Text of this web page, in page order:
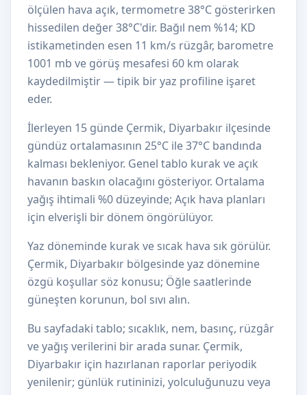
ölçülen hava açık, termometre 38°C gösterirken
hissedilen değer 38°C'dir. Bağıl nem %14; KD
istikametinden esen 11 km/s rüzgâr, barometre
1001 mb ve görüş mesafesi 60 km olarak
kaydedilmiştir — tipik bir yaz profiline işaret
eder.
İlerleyen 15 günde Çermik, Diyarbakır ilçesinde
gündüz ortalamasının 25°C ile 37°C bandında
kalması bekleniyor. Genel tablo kurak ve açık
havanın baskın olacağını gösteriyor. Ortalama
yağış ihtimali %0 düzeyinde; Açık hava planları
için elverişli bir dönem öngörülüyor.
Yaz döneminde kurak ve sıcak hava sık görülür.
Çermik, Diyarbakır bölgesinde yaz dönemine
özgü koşullar söz konusu; Öğle saatlerinde
güneşten korunun, bol sıvı alın.
Bu sayfadaki tablo; sıcaklık, nem, basınç, rüzgâr
ve yağış verilerini bir arada sunar. Çermik,
Diyarbakır için hazırlanan raporlar periyodik
yenilenir; günlük rutininizi, yolculuğunuzu veya